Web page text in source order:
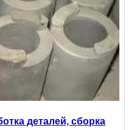
деталей, сборка